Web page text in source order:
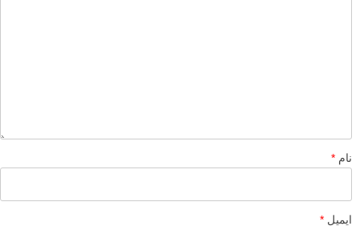
بیشتر بخوانید: